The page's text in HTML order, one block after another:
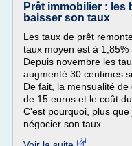
Prêt immobilier :
baisser son taux
Les taux de prêt
taux moyen est à 1,85%
Depuis novembre les
augmenté 30 centimes
De fait, la mensualité
de 15 euros et le coût
C'est pourquoi, plus
négocier son taux.